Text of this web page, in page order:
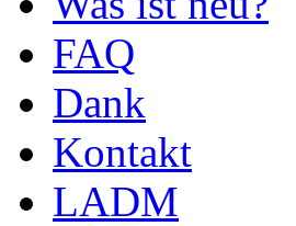
FAQ
Dank
Kontakt
LADM